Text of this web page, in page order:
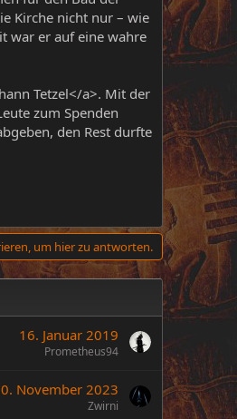
Kirche nicht nur – wie
war er auf eine wahre
Tetzel</a>. Mit der
zum Spenden
den Rest durfte
um hier zu antworten.
16. Januar 2019
Prometheus94
November 2023
Zwirni